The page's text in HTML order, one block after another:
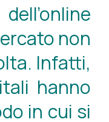
non
Infatti,
hanno
in cui si